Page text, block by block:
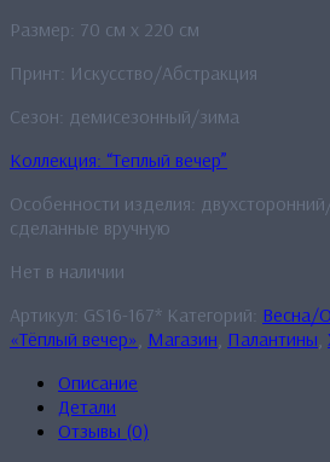
Размер: 70 см x 220 см
Принт: Искусство/Абстракция
Сезон: демисезонный/зима
Коллекция: “Теплый вечер”
Особенности изделия:
сделанные вручную
Нет в наличии
Артикул: GS16-167* Категорий: Весна/
«Тёплый вечер» Магазин Палантины
Описание
Детали
Отзывы (0)